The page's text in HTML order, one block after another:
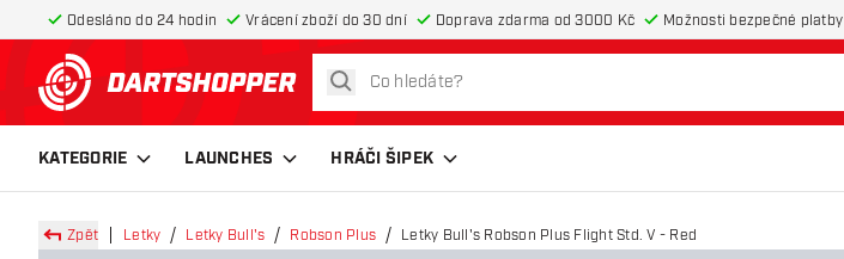
Odesláno do 24 hodin Vrácení zboží do 30 dní Doprava zdarma od 3000 Kč Možnosti bezpečné platby
Zpět na hlavní stránku
hledat
KATEGORIE LAUNCHES HRÁČI ŠIPEK
Zpět Letky Letky Bull's Robson Plus Letky Bull's Robson Plus Flight Std. V - Red